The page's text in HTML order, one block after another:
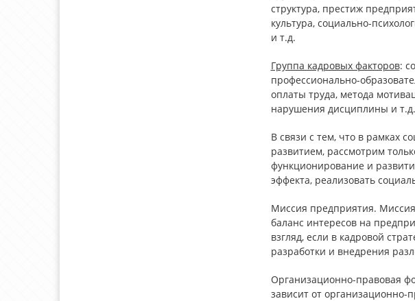
структура, престиж
культура, социально-
и т.д.
Группа кадровых факторов:
профессионально-
оплаты труда, метода
нарушения дисциплины и т.д.
В связи с тем, что в рамках
развитием, рассмотрим
функционирование и
эффекта, реализовать
Миссия предприятия.
баланс интересов на
взгляд, если в кадровой
разработки и внедрения
Организационно-правовая
зависит от